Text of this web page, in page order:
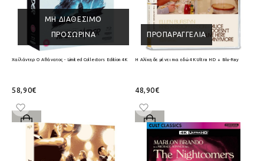
ΜΗ ΔΙΑΘΈΣΙΜΟ
ΠΡΟΣΩΡΙΝΆ
Χαϊλάντερ Ο Αθάνατος - Limited Collectors Edition 4K Ultra HD + Blu-Ray
58,90€
ΠΡΟΠΑΡΑΓΓΕΛΊΑ
Η Αλίκη δε μένει πια εδώ 4K Ultra HD + Blu-Ray
48,90€